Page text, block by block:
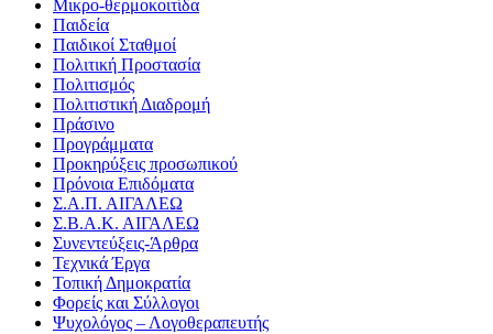
Μικρο-θερμοκοιτίδα
Παιδεία
Παιδικοί Σταθμοί
Πολιτική Προστασία
Πολιτισμός
Πολιτιστική Διαδρομή
Πράσινο
Προγράμματα
Προκηρύξεις προσωπικού
Πρόνοια Επιδόματα
Σ.Α.Π. ΑΙΓΑΛΕΩ
Σ.Β.Α.Κ. ΑΙΓΑΛΕΩ
Συνεντεύξεις-Άρθρα
Τεχνικά Έργα
Τοπική Δημοκρατία
Φορείς και Σύλλογοι
Ψυχολόγος – Λογοθεραπευτής